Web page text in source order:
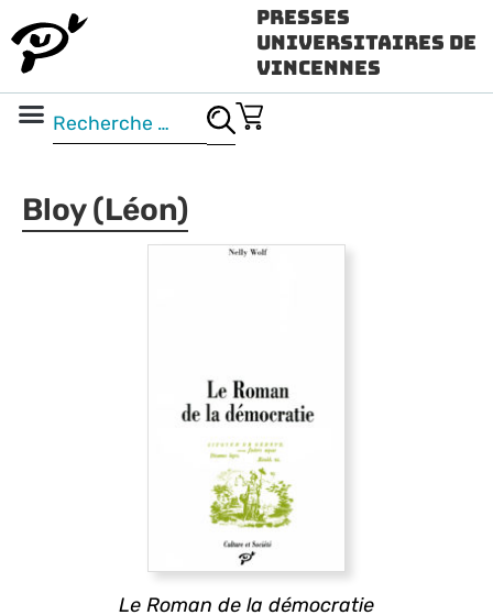
Presses
Universitaires de
Vincennes
Bloy (Léon)
Le Roman de la démocratie